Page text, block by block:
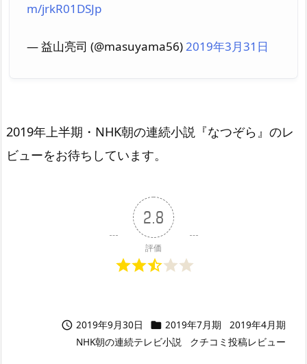
m/jrkR01DSJp
— 益山亮司 (@masuyama56) 2019年3月31日
2019年上半期・NHK朝の連続小説『なつぞら』のレ
ビューをお待ちしています。
2.8
評価
 2019年9月30日  2019年7月期
2019年4月期
NHK朝の連続テレビ小説
クチコミ投稿レビュー